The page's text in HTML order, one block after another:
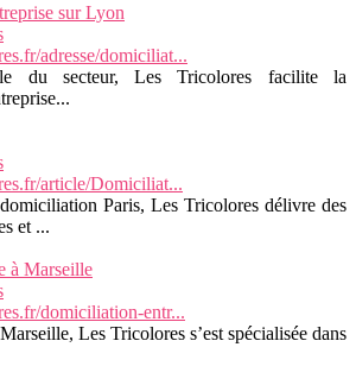
sur Lyon
adresse/domiciliat...
du secteur, Les Tricolores facilite la
article/Domiciliat...
Paris, Les Tricolores délivre des
et ...
à Marseille
domiciliation-entr...
Les Tricolores s’est spécialisée dans